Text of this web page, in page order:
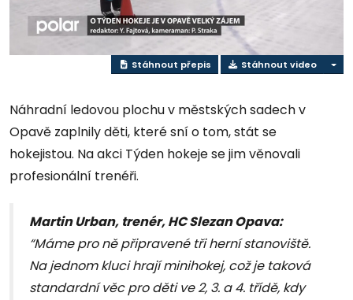
video
Stáhnout přepis Stáhnout video
Náhradní ledovou plochu v městských sadech v
Opavě zaplnily děti, které sní o tom, stát se
hokejistou. Na akci Týden hokeje se jim věnovali
profesionální trenéři.
Martin Urban, trenér, HC Slezan Opava:
“Máme pro ně připravené tři herní stanoviště.
Na jednom kluci hrají minihokej, což je taková
standardní věc pro děti ve 2, 3. a 4. třídě, kdy